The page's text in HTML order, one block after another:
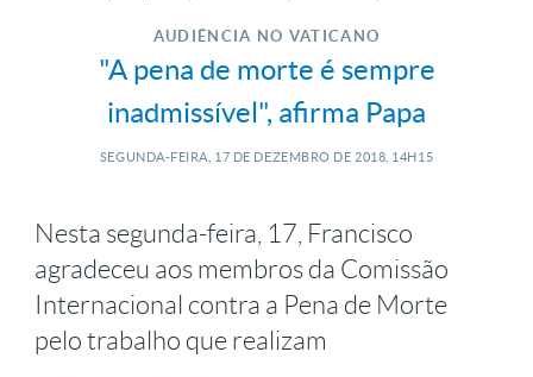
AUDIÊNCIA NO VATICANO
"A pena de morte é sempre
inadmissível", afirma Papa
SEGUNDA-FEIRA, 17 DE DEZEMBRO DE 2018, 14H15
Nesta segunda-feira, 17, Francisco
agradeceu aos membros da Comissão
Internacional contra a Pena de Morte
pelo trabalho que realizam